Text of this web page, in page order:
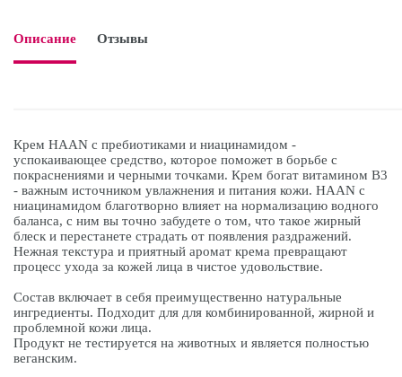
Описание Отзывы
Крем HAAN с пребиотиками и ниацинамидом -
успокаивающее средство, которое поможет в борьбе с
покраснениями и черными точками. Крем богат витамином В3
- важным источником увлажнения и питания кожи. HAAN с
ниацинамидом благотворно влияет на нормализацию водного
баланса, с ним вы точно забудете о том, что такое жирный
блеск и перестанете страдать от появления раздражений.
Нежная текстура и приятный аромат крема превращают
процесс ухода за кожей лица в чистое удовольствие.
Состав включает в себя преимущественно натуральные
ингредиенты. Подходит для для комбинированной, жирной и
проблемной кожи лица.
Продукт не тестируется на животных и является полностью
веганским.